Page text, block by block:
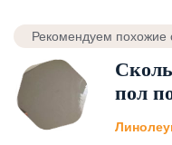
Рекомендуем похожие
пол